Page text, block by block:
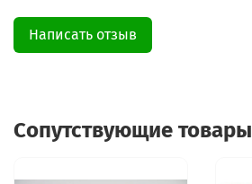
Написать отзыв
Сопутствующие товары